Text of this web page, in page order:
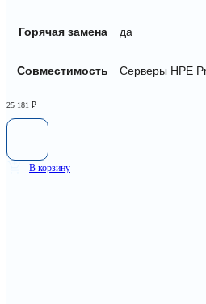
Горячая замена да
Совместимость Серверы HPE
25 181 ₽
В корзину